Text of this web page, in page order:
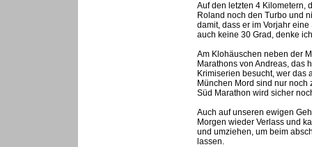
Auf den letzten 4 Kilometern,
Roland noch den Turbo und
damit, dass er im Vorjahr
auch keine 30 Grad, denke
Am Klohäuschen neben der
Marathons von Andreas, das
Krimiserien besucht, wer das
München Mord sind nur
Süd Marathon wird sicher
Auch auf unseren ewigen
Morgen wieder Verlass und
und umziehen, um beim
lassen.